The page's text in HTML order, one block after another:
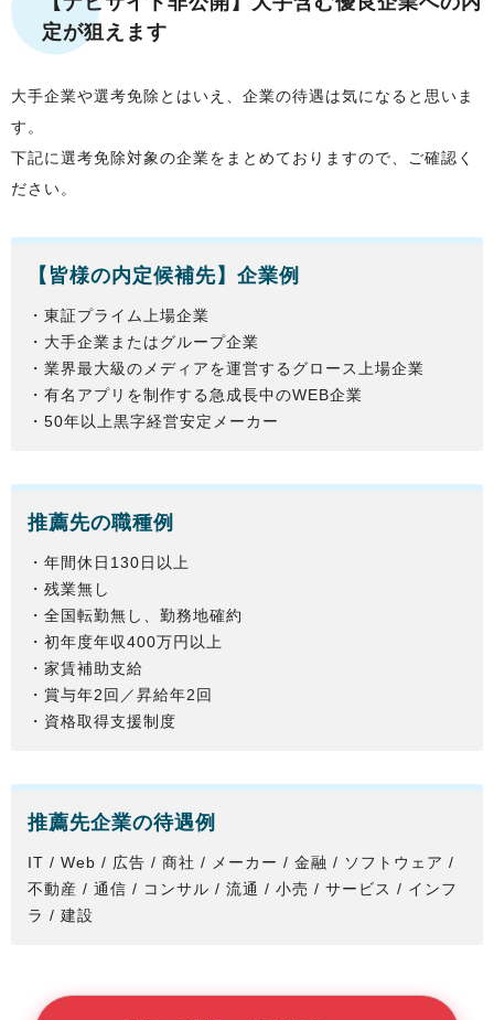
定が狙えます
大手企業や選考免除とはいえ、企業の待遇は気になると思いま
す。
下記に選考免除対象の企業をまとめておりますので、ご確認く
ださい。
【 皆様の内定候補先】企業例
・東証プライム上場企業
・大手企業またはグループ企業
・業界最大級のメディアを運営するグロース上場企業
・有名アプリを制作する急成長中のWEB企業
・50年以上黒字経営安定メーカー
推薦先の職種例
・年間休日130日以上
・残業無し
・全国転勤無し、勤務地確約
・初年度年収400万円以上
・家賃補助支給
・賞与年2回／昇給年2回
・資格取得支援制度
推薦先企業の待遇例
IT / Web / 広告 / 商社 / メーカー / 金融 / ソフトウェア /
不動産 / 通信 / コンサル / 流通 / 小売 / サービス / インフ
ラ / 建設